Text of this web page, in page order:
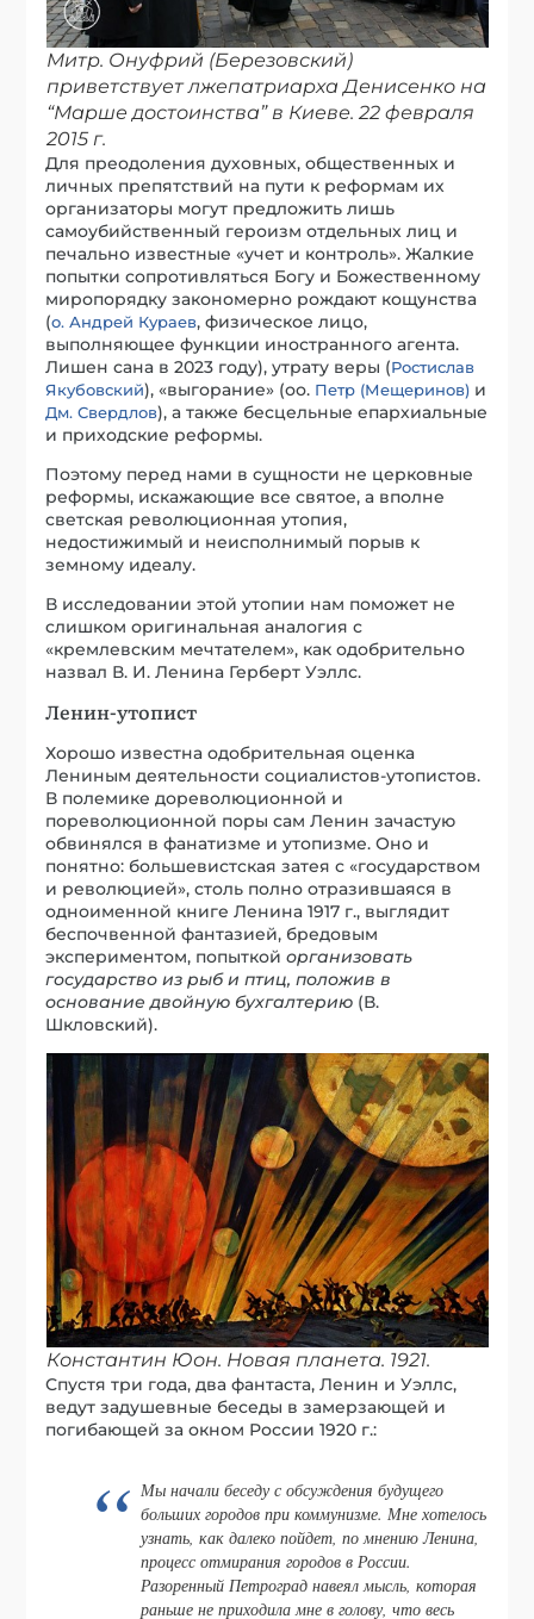
Митр. Онуфрий (Березовский)
приветствует лжепатриарха Денисенко на
“Марше достоинства” в Киеве. 22 февраля
2015 г.
Для преодоления духовных, общественных и
личных препятствий на пути к реформам их
организаторы могут предложить лишь
самоубийственный героизм отдельных лиц и
печально известные «учет и контроль». Жалкие
попытки сопротивляться Богу и Божественному
миропорядку закономерно рождают кощунства
(о. Андрей Кураев, физическое лицо,
выполняющее функции иностранного агента.
Лишен сана в 2023 году), утрату веры (Ростислав
Якубовский), «выгорание» (оо. Петр (Мещеринов) и
Дм. Свердлов), а также бесцельные епархиальные
и приходские реформы.
Поэтому перед нами в сущности не церковные
реформы, искажающие все святое, а вполне
светская революционная утопия,
недостижимый и неисполнимый порыв к
земному идеалу.
В исследовании этой утопии нам поможет не
слишком оригинальная аналогия с
«кремлевским мечтателем», как одобрительно
назвал В. И. Ленина Герберт Уэллс.
Ленин-утопист
Хорошо известна одобрительная оценка
Лениным деятельности социалистов-утопистов.
В полемике дореволюционной и
пореволюционной поры сам Ленин зачастую
обвинялся в фанатизме и утопизме. Оно и
понятно: большевистская затея с «государством
и революцией», столь полно отразившаяся в
одноименной книге Ленина 1917 г., выглядит
беспочвенной фантазией, бредовым
экспериментом, попыткойорганизовать
государство из рыб и птиц, положив в
основание двойную бухгалтерию (В.
Шкловский).
Константин Юон. Новая планета. 1921.
Спустя три года, два фантаста, Ленин и Уэллс,
ведут задушевные беседы в замерзающей и
погибающей за окном России 1920 г.:
Мы начали беседу с обсуждения будущего
больших городов при коммунизме. Мне хотелось
узнать, как далеко пойдет, по мнению Ленина,
процесс отмирания городов в России.
Разоренный Петроград навеял мысль, которая
раньше не приходила мне в голову, что весь